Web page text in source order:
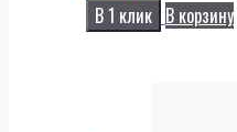
В 1 клик В корзину